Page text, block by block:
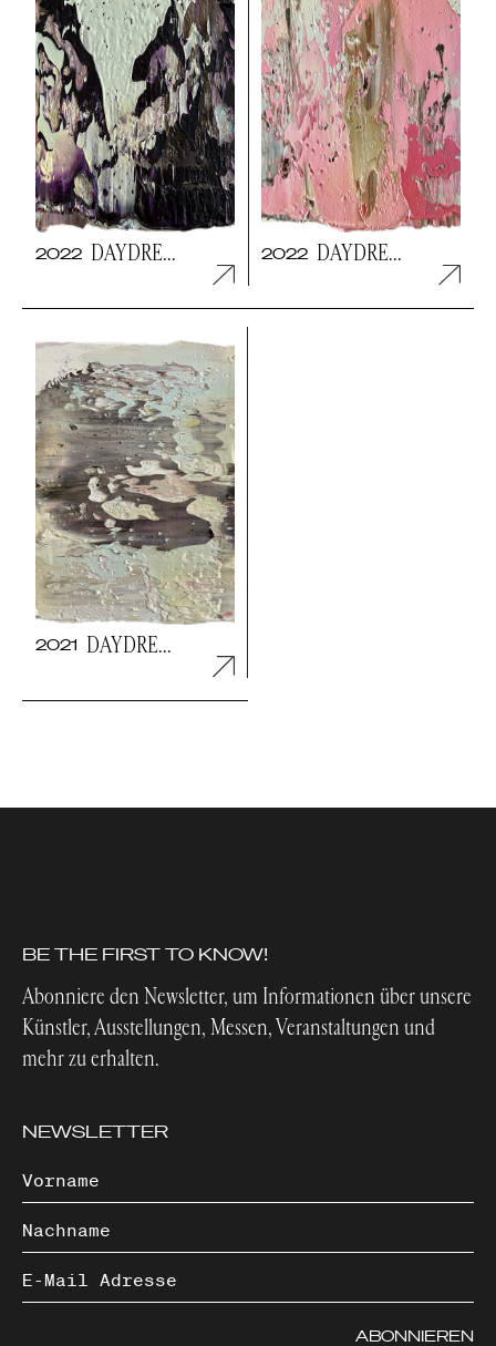
2022 DAYDRE... 2022 DAYDRE...
2021 DAYDRE...
BE THE FIRST TO KNOW!
Abonniere den Newsletter, um Informationen über unsere
Künstler, Ausstellungen, Messen, Veranstaltungen und
mehr zu erhalten.
NEWSLETTER
ABONNIEREN